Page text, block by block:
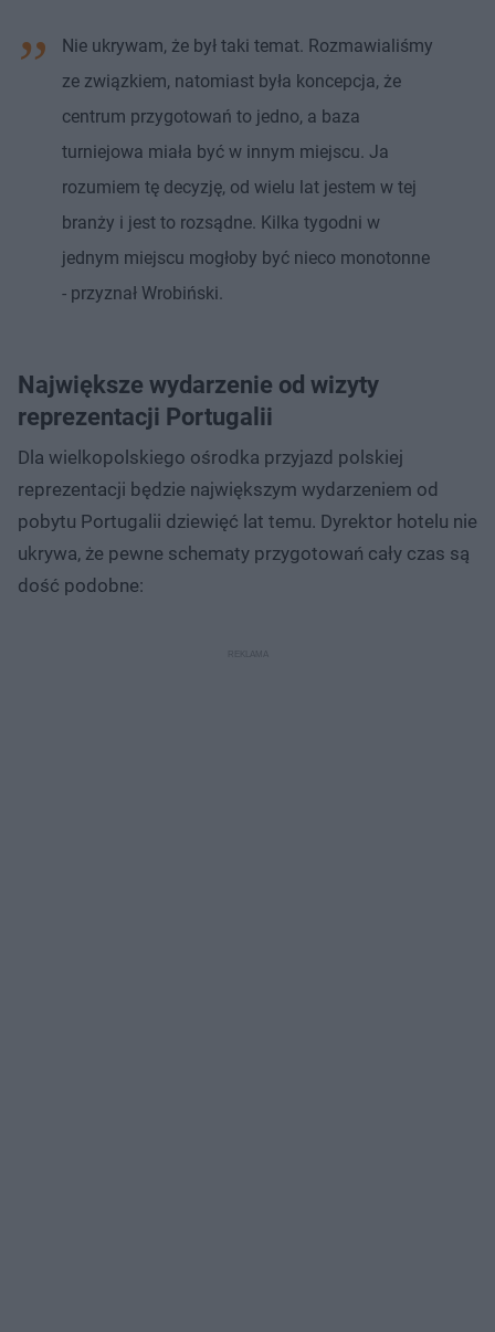
Nie ukrywam, że był taki temat. Rozmawialiśmy
ze związkiem, natomiast była koncepcja, że
centrum przygotowań to jedno, a baza
turniejowa miała być w innym miejscu. Ja
rozumiem tę decyzję, od wielu lat jestem w tej
branży i jest to rozsądne. Kilka tygodni w
jednym miejscu mogłoby być nieco monotonne
- przyznał Wrobiński.
Największe wydarzenie od wizyty
reprezentacji Portugalii
Dla wielkopolskiego ośrodka przyjazd polskiej
reprezentacji będzie największym wydarzeniem od
pobytu Portugalii dziewięć lat temu. Dyrektor hotelu nie
ukrywa, że pewne schematy przygotowań cały czas są
dość podobne: